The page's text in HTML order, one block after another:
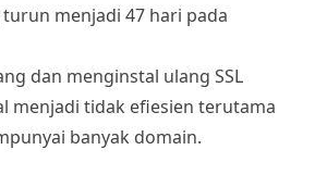
menjadi 47 hari pada
dan menginstal ulang SSL
menjadi tidak efiesien terutama
banyak domain.